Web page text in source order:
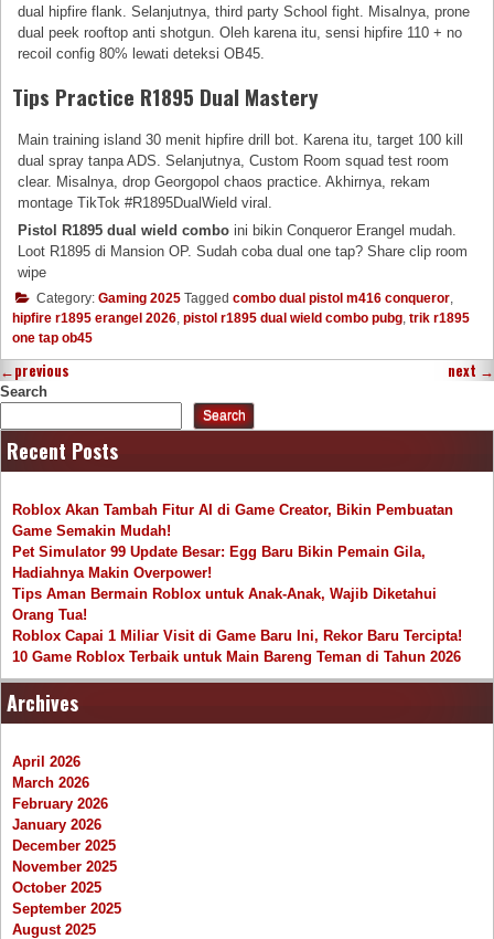
dual hipfire flank. Selanjutnya, third party School fight. Misalnya, prone
dual peek rooftop anti shotgun. Oleh karena itu, sensi hipfire 110 + no
recoil config 80% lewati deteksi OB45.
Tips Practice R1895 Dual Mastery
Main training island 30 menit hipfire drill bot. Karena itu, target 100 kill
dual spray tanpa ADS. Selanjutnya, Custom Room squad test room
clear. Misalnya, drop Georgopol chaos practice. Akhirnya, rekam
montage TikTok #R1895DualWield viral.
Pistol R1895 dual wield combo ini bikin Conqueror Erangel mudah.
Loot R1895 di Mansion OP. Sudah coba dual one tap? Share clip room
wipe
Category: Gaming 2025 Tagged combo dual pistol m416 conqueror
hipfire r1895 erangel 2026 pistol r1895 dual wield combo pubg trik r1895
one tap ob45
←previous next →
Search
Search
Recent Posts
Roblox Akan Tambah Fitur AI di Game Creator, Bikin Pembuatan
Game Semakin Mudah!
Pet Simulator 99 Update Besar: Egg Baru Bikin Pemain Gila,
Hadiahnya Makin Overpower!
Tips Aman Bermain Roblox untuk Anak-Anak, Wajib Diketahui
Orang Tua!
Roblox Capai 1 Miliar Visit di Game Baru Ini, Rekor Baru Tercipta!
10 Game Roblox Terbaik untuk Main Bareng Teman di Tahun 2026
Archives
April 2026
March 2026
February 2026
January 2026
December 2025
November 2025
October 2025
September 2025
August 2025